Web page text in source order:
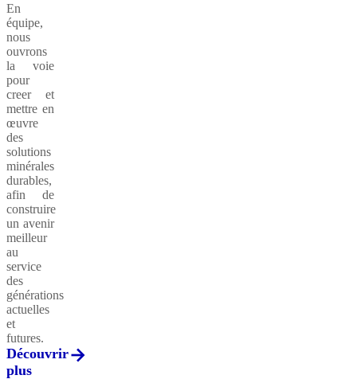
En
équipe,
nous
ouvrons
la voie
pour
creer et
mettre en
œuvre
des
solutions
minérales
durables,
afin de
construire
un avenir
meilleur
au
service
des
générations
actuelles
et
futures.
Découvrir
plus